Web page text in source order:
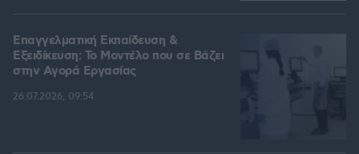
Επαγγελματική Εκπαίδευση &
Εξειδίκευση: Το Mοντέλο που σε Bάζει
στην Aγορά Eργασίας
26.07.2026, 09:54